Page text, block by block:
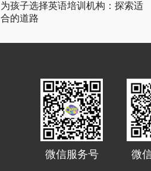
为孩子选择英语培训机构：探索适
合的道路
微信服务号 微